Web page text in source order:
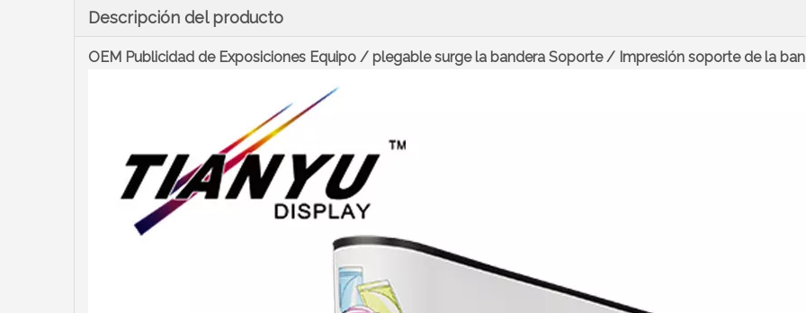
Descripción del producto
OEM Publicidad de Exposiciones Equipo / plegable surge la bandera Soporte / Impresión soporte de la